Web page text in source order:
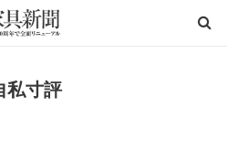
寸評